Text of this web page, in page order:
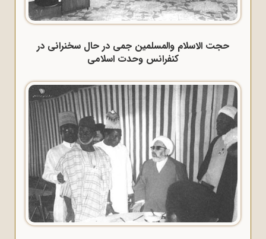
حجت الاسلام والمسلمین جمی در حال سخنرانی در
کنفرانس وحدت اسلامی